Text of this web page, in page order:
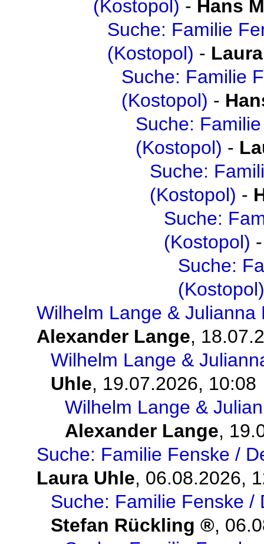
(Kostopol) - Hans
Suche: Familie
(Kostopol) -
Suche: Familie
(Kostopol) -
Suche:
(Kostopol) -
Suche:
(Kostopol) -
Suche:
(Kostopol)
Suche:
(Kostopol)
Wilhelm Lange &
Alexander Lange,
Wilhelm Lange &
Uhle, 19.07.2026, 10:08
Wilhelm Lange &
Alexander Lange,
Suche: Familie Fenske /
Laura Uhle, 06.08.2026,
Suche: Familie Fenske /
Stefan Rückling
,